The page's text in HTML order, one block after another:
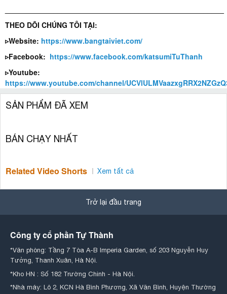
THEO DÕI CHÚNG TÔI TẠI:
▹Website: https://www.bangtaiviet.com/
▹Facebook: https://www.facebook.com/katsumiTuThanh
▹Youtube:
https://www.youtube.com/channel/
SẢN PHẨM ĐÃ XEM
BÁN CHẠY NHẤT
Related Video Shorts Xem tất cả
Trở lại đầu trang
Công ty cổ phần Tự Thành
*Văn phòng: Tầng 7 Tòa A-B Imperia Garden, số 203 Nguyễn Huy
Tưởng, Thanh Xuân, Hà Nội.
*Kho HN : Số 182 Trường Chinh - Hà Nội.
*Nhà máy: Lô 2, KCN Hà Bình Phương, Xã Văn Bình, Huyện Thường